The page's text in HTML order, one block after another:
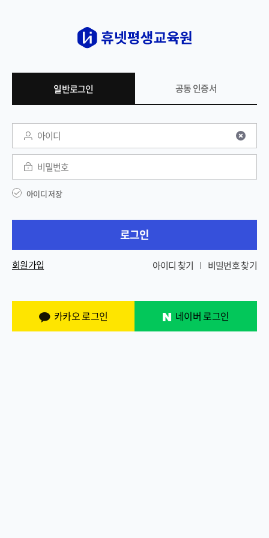
일반로그인 공동 인증서
일반 로그인
아이디
비밀번호
아이디 저장
로그인
회원가입 아이디 찾기 비밀번호 찾기
카카오 로그인 네이버 로그인